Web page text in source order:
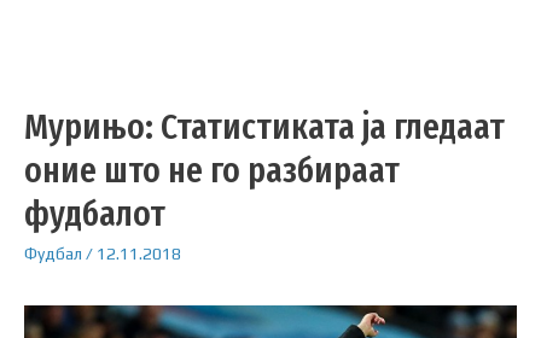
Мурињо: Статистиката ја гледаат
оние што не го разбираат
фудбалот
Фудбал / 12.11.2018